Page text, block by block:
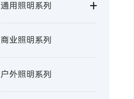
通用照明系列
商业照明系列
户外照明系列